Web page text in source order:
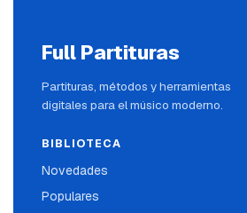
Full Partituras
Partituras, métodos y herramientas
digitales para el músico moderno.
BIBLIOTECA
Novedades
Populares